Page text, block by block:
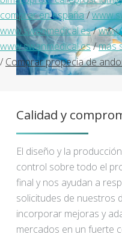
comprar en españa/
www.swanmedical.es/
www.swanmedical.es/más
/ Comprar propecia de
Calidad y
El diseño y la
control sobre todo el
final y nos ayudan a
solicitudes de nuestros
incorporar mejoras y
mercados en un fuerte